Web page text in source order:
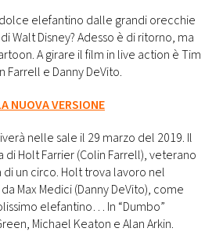
elefantino dalle grandi orecchie
Walt Disney? Adesso è di ritorno, ma
A girare il film in live action è Tim
Farrell e Danny DeVito.
NUOVA VERSIONE
nelle sale il 29 marzo del 2019. Il
Holt Farrier (Colin Farrell), veterano
un circo. Holt trova lavoro nel
Max Medici (Danny DeVito), come
elefantino… In “Dumbo”
Michael Keaton e Alan Arkin.